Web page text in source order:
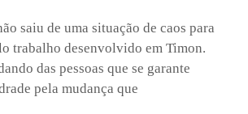
saiu de uma situação de caos para
trabalho desenvolvido em Timon.
das pessoas que se garante
pela mudança que